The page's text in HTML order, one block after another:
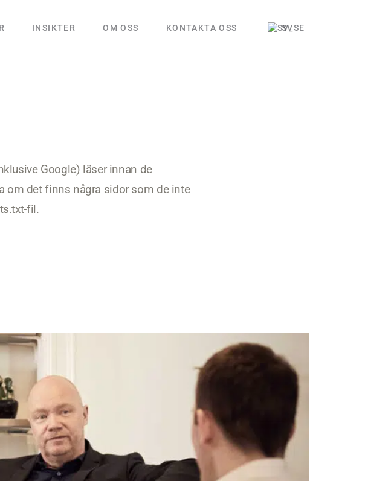
INSIKTER OM OSS KONTAKTA OSS SV
Google) läser innan de
om det finns några sidor som de inte
fil.